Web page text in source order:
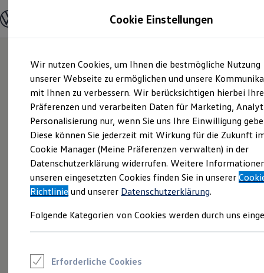
Hauptinhalt
springen
Footer
springen
Modelle und Konfigurator
Modelle vergleichen
Elektroautos
ENERGY Sondermodelle
Nutzfahrzeuge
SUV und CUV
Familienautos
Kombis
Kompaktwagen
Sportwagen
Schnell verfügbare Fahrzeuge
Angebote und Produkte
Aktuelle Angebote
E-Auto-Förderung
Volkswagen Marktplatz
Junge Gebrauchtwagen und Gebrauchtwagen
Saisonangebote
Cookie Einstellungen
Wir nutzen Cookies, um Ihnen die bestmögliche Nutzung
unserer Webseite zu ermöglichen und unsere
mit Ihnen zu verbessern. Wir berücksichtigen hierbei Ihre
Präferenzen und verarbeiten Daten für Marketing,
Personalisierung nur, wenn Sie uns Ihre Einwilligung
Diese können Sie jederzeit mit Wirkung für die Zukunft
Cookie Manager (Meine Präferenzen verwalten) in der
Datenschutzerklärung widerrufen. Weitere
unseren eingesetzten Cookies finden Sie in unserer
Richtlinie und unserer Datenschutzerklärung.
Folgende Kategorien von Cookies werden durch uns
Erforderliche Cookies